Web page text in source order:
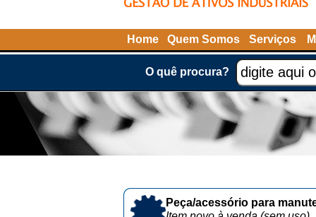
Home Quem Somos Serviços
O quê procura?
Peça/acessório para